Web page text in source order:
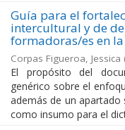
Guía para el
intercultural y de
formadoras/es en
Corpas Figueroa, Jessica
El propósito del
genérico sobre el
además de un apartado
como insumo para el